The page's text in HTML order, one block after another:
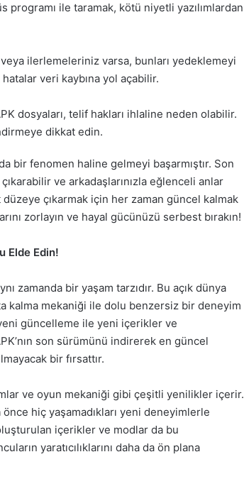
programı ile taramak, kötü niyetli yazılımlardan
veya ilerlemeleriniz varsa, bunları yedeklemeyi
veri kaybına yol açabilir.
dosyaları, telif hakları ihlaline neden olabilir.
dikkat edin.
bir fenomen haline gelmeyi başarmıştır. Son
ve arkadaşlarınızla eğlenceli anlar
çıkarmak için her zaman güncel kalmak
zorlayın ve hayal gücünüzü serbest bırakın!
Elde Edin!
zamanda bir yaşam tarzıdır. Bu açık dünya
kalma mekaniği ile dolu benzersiz bir deneyim
güncelleme ile yeni içerikler ve
son sürümünü indirerek en güncel
bir fırsattır.
ve oyun mekaniği gibi çeşitli yenilikler içerir.
hiç yaşamadıkları yeni deneyimlerle
içerikler ve modlar da bu
yaratıcılıklarını daha da ön plana